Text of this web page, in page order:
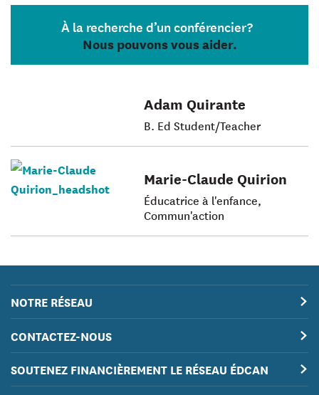
À la recherche d’un conférencier?
Nous pouvons vous aider.
Adam Quirante
B. Ed Student/Teacher
Marie-Claude Quirion
Éducatrice à l'enfance,
Commun'action
NOTRE RÉSEAU
CONTACTEZ-NOUS
SOUTENEZ FINANCIÈREMENT LE RÉSEAU ÉDCAN